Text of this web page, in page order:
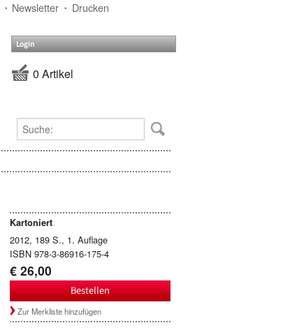
Newsletter Drucken
Login
0 Artikel
Kartoniert
2012, 189 S., 1. Auflage
ISBN 978-3-86916-175-4
€ 26,00
Bestellen
Zur Merkliste hinzufügen